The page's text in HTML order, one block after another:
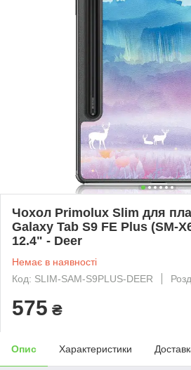
Чохол Primolux Slim для
Galaxy Tab S9 FE Plus (SM-
12.4" - Deer
Немає в наявності
Код: SLIM-SAM-S9PLUS-DEER
575 ₴
Опис Характеристики